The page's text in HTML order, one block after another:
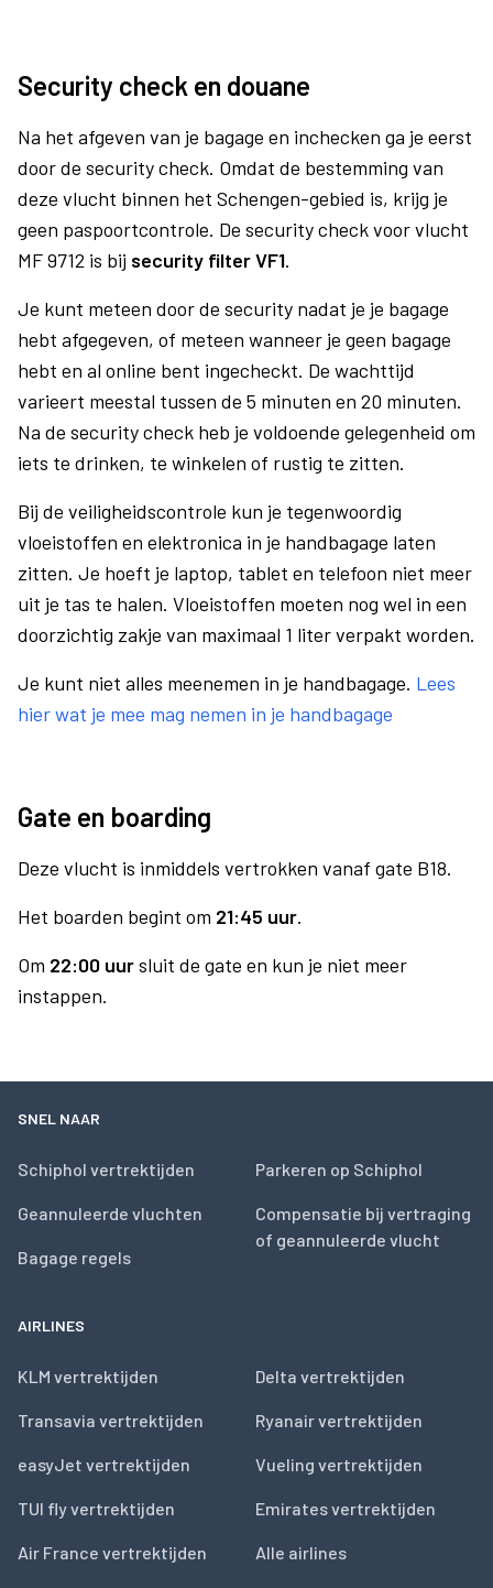
Security check en douane
Na het afgeven van je bagage en inchecken ga je eerst
door de security check. Omdat de bestemming van
deze vlucht binnen het Schengen-gebied is, krijg je
geen paspoortcontrole. De security check voor vlucht
MF 9712 is bij security filter VF1.
Je kunt meteen door de security nadat je je bagage
hebt afgegeven, of meteen wanneer je geen bagage
hebt en al online bent ingecheckt. De wachttijd
varieert meestal tussen de 5 minuten en 20 minuten.
Na de security check heb je voldoende gelegenheid om
iets te drinken, te winkelen of rustig te zitten.
Bij de veiligheidscontrole kun je tegenwoordig
vloeistoffen en elektronica in je handbagage laten
zitten. Je hoeft je laptop, tablet en telefoon niet meer
uit je tas te halen. Vloeistoffen moeten nog wel in een
doorzichtig zakje van maximaal 1 liter verpakt worden.
Je kunt niet alles meenemen in je handbagage. Lees
hier wat je mee mag nemen in je handbagage
Gate en boarding
Deze vlucht is inmiddels vertrokken vanaf gate B18.
Het boarden begint om 21:45 uur.
Om 22:00 uursluit de gate en kun je niet meer
instappen.
SNEL NAAR
Schiphol vertrektijden
Geannuleerde vluchten
Bagage regels
Parkeren op Schiphol
Compensatie bij vertraging
of geannuleerde vlucht
AIRLINES
KLM vertrektijden
Transavia vertrektijden
easyJet vertrektijden
TUI fly vertrektijden
Air France vertrektijden
Delta vertrektijden
Ryanair vertrektijden
Vueling vertrektijden
Emirates vertrektijden
Alle airlines